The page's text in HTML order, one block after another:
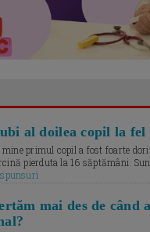
al doilea copil la fel
primul copil a fost foarte
pierduta la 16 săptămâni.
mai des de când